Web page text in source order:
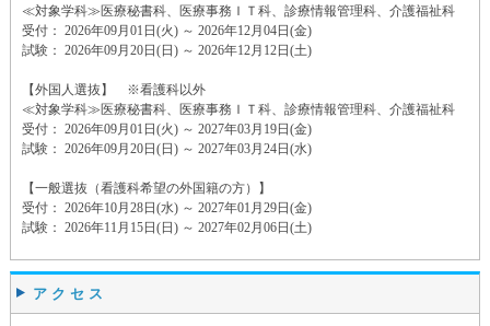
≪対象学科≫医療秘書科、医療事務ＩＴ科、診療情報管理科、介護福祉科
受付： 2026年09月01日(火) ～ 2026年12月04日(金)
試験： 2026年09月20日(日) ～ 2026年12月12日(土)
【外国人選抜】 ※看護科以外
≪対象学科≫医療秘書科、医療事務ＩＴ科、診療情報管理科、介護福祉科
受付： 2026年09月01日(火) ～ 2027年03月19日(金)
試験： 2026年09月20日(日) ～ 2027年03月24日(水)
【一般選抜（看護科希望の外国籍の方）】
受付： 2026年10月28日(水) ～ 2027年01月29日(金)
試験： 2026年11月15日(日) ～ 2027年02月06日(土)
アクセス